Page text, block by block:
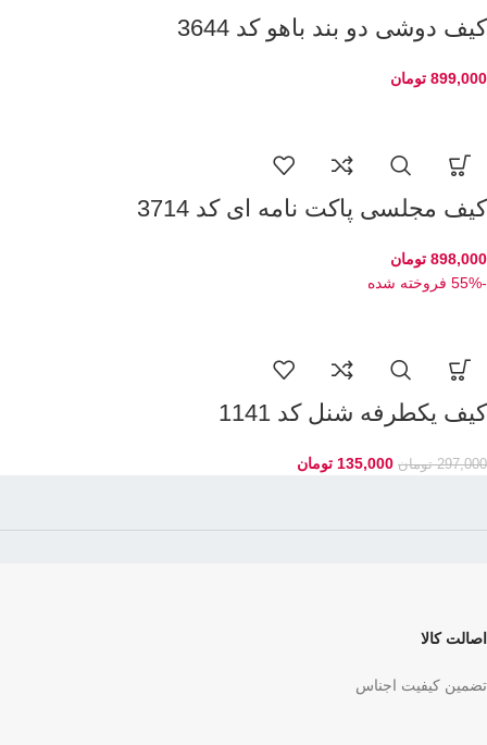
کیف دوشی دو بند باهو کد 3644
899,000 تومان
کیف مجلسی پاکت نامه ای کد 3714
898,000 تومان
-55%
فروخته شده
کیف یکطرفه شنل کد 1141
297,000 تومان 135,000 تومان
اصالت کالا
تضمین کیفیت اجناس